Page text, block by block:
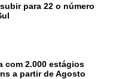
para 22 o número
com 2.000 estágios
a partir de Agosto